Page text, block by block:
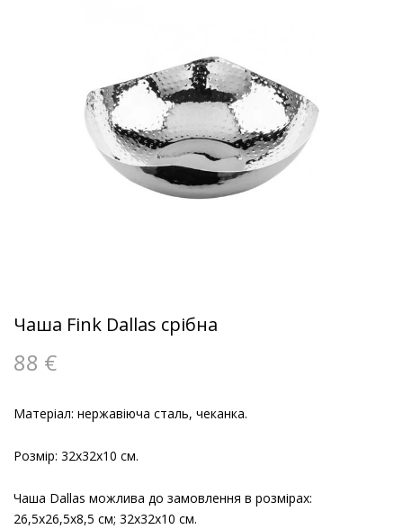
Чаша Fink Dallas срібна
88 €
Матеріал: нержавіюча сталь, чеканка.
Розмір: 32х32х10 см.
Чаша Dallas можлива до замовлення в розмірах:
26,5х26,5х8,5 см; 32х32х10 см.